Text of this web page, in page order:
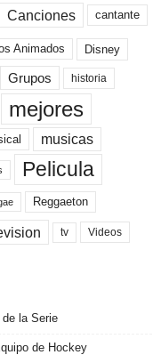
Canciones cantante
Animados Disney
Grupos historia
mejores
musicas
Pelicula
Reggaeton
tv Videos
la Serie
de Hockey